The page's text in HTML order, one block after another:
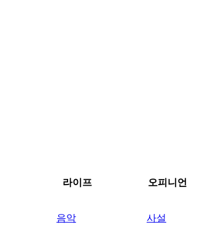
라이프 오피니언
음악
사설